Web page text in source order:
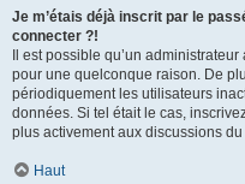
Je m’étais déjà inscrit par le
connecter ?!
Il est possible qu’un
pour une quelconque raison. De
périodiquement les utilisateurs
données. Si tel était le cas,
plus activement aux discussions du
Haut